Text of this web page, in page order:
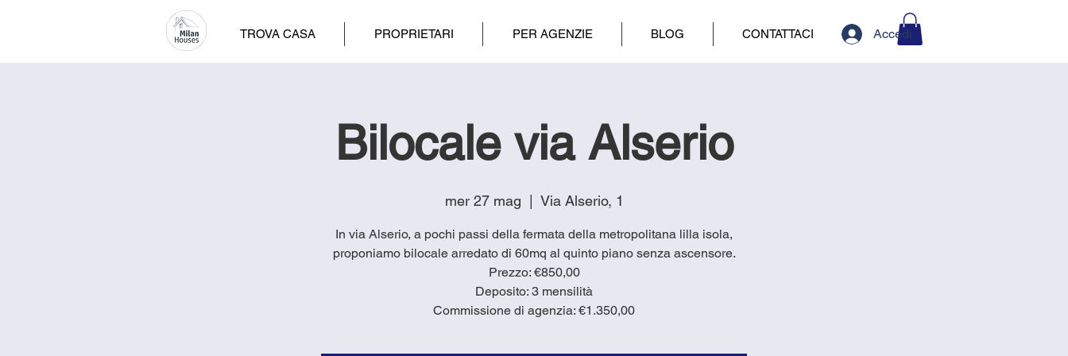
TROVA CASA PROPRIETARI PER AGENZIE BLOG CONTATTACI Accedi
Bilocale via Alserio
mer 27 mag
  |
Via Alserio, 1
In via Alserio, a pochi passi della fermata della metropolitana lilla isola,
proponiamo bilocale arredato di 60mq al quinto piano senza ascensore.
Prezzo: €850,00
Deposito: 3 mensilità